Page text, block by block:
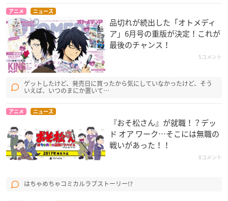
アニメ ニュース
品切れが続出した「オトメディ
ア」6月号の重版が決定！これが
最後のチャンス！
5コメント
ゲットしたけど、発売日に買ったから気にしていなかったけど、そう
いえば、いつのまにか置いて…
アニメ ニュース
『おそ松さん』が就職！？デッ
ド オア ワーク…そこには無職の
戦いがあった！！
8コメント
はちゃめちゃコミカルラブストーリー!?